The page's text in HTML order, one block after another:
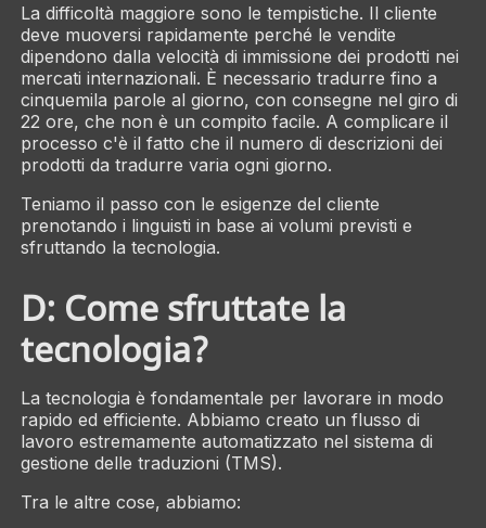
La difficoltà maggiore sono le tempistiche. Il cliente
deve muoversi rapidamente perché le vendite
dipendono dalla velocità di immissione dei prodotti nei
mercati internazionali. È necessario tradurre fino a
cinquemila parole al giorno, con consegne nel giro di
22 ore, che non è un compito facile. A complicare il
processo c'è il fatto che il numero di descrizioni dei
prodotti da tradurre varia ogni giorno.
Teniamo il passo con le esigenze del cliente
prenotando i linguisti in base ai volumi previsti e
sfruttando la tecnologia.
D: Come sfruttate la
tecnologia?
La tecnologia è fondamentale per lavorare in modo
rapido ed efficiente. Abbiamo creato un flusso di
lavoro estremamente automatizzato nel sistema di
gestione delle traduzioni (TMS).
Tra le altre cose, abbiamo: